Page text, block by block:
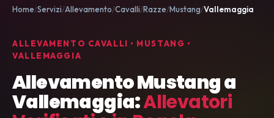
Home Servizi Allevamento Cavalli Razze Mustang Vallemaggia
ALLEVAMENTO CAVALLI • MUSTANG •
VALLEMAGGIA
Allevamento Mustang a
Vallemaggia:Allevatori